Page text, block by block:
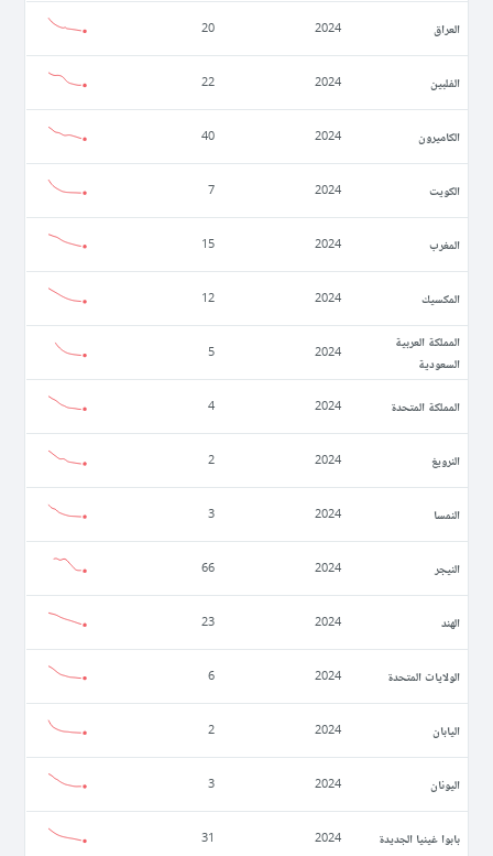
العراق 2024
20
الفلبين 2024
22
الكاميرون 2024
40
الكويت 2024
7
المغرب 2024
15
المكسيك 2024
12
المملكة العربية
السعودية
2024
5
المملكة المتحدة 2024
4
النرويغ 2024
2
النمسا 2024
3
النيجر 2024
66
الهند 2024
23
الولايات المتحدة 2024
6
اليابان 2024
2
اليونان 2024
3
بابوا غينيا الجديدة 2024
31